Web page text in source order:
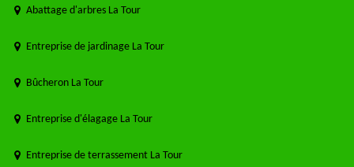
Abattage d'arbres La Tour
Entreprise de jardinage La Tour
Bûcheron La Tour
Entreprise d'élagage La Tour
Entreprise de terrassement La Tour